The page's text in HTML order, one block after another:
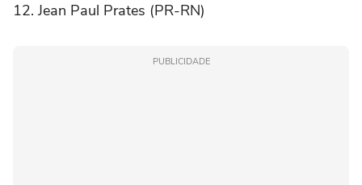
12. Jean Paul Prates (PR-RN)
PUBLICIDADE